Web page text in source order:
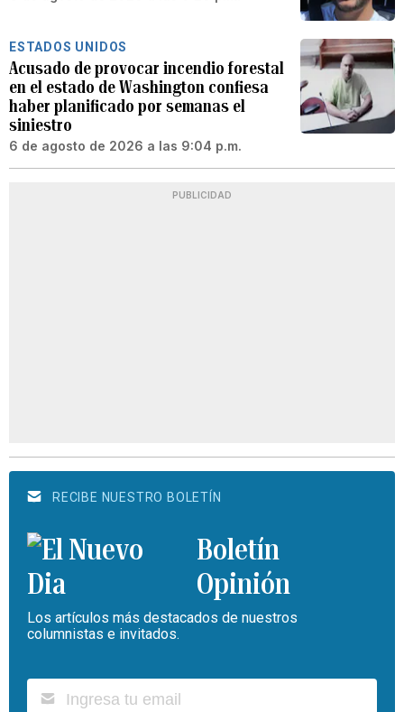
ESTADOS UNIDOS
Acusado de provocar incendio forestal
en el estado de Washington confiesa
haber planificado por semanas el
siniestro
6 de agosto de 2026 a las 9:04 p.m.
PUBLICIDAD
RECIBE NUESTRO BOLETÍN
Boletín
Opinión
Los artículos más destacados de nuestros
columnistas e invitados.